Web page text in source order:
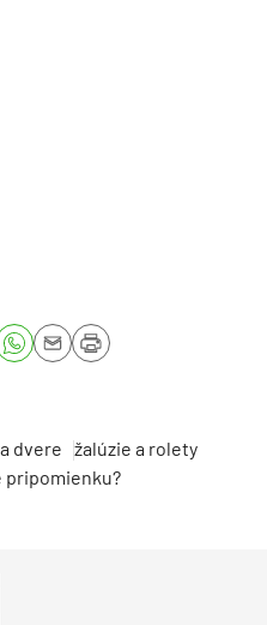
dvere žalúzie a rolety
pripomienku?